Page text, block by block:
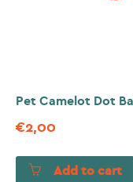
Pet Camelot Dot
€2,00
Add to cart